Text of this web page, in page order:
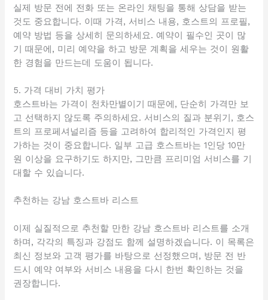
실제 방문 전에 전화 또는 온라인 채팅을 통해 상담을 받는
것도 중요합니다. 이때 가격, 서비스 내용, 호스트의 프로필,
예약 방법 등을 상세히 문의하세요. 예약이 필수인 곳이 많
기 때문에, 미리 예약을 하고 방문 계획을 세우는 것이 원활
한 경험을 만드는데 도움이 됩니다.
5. 가격 대비 가치 평가
호스트바는 가격이 천차만별이기 때문에, 단순히 가격만 보
고 선택하지 않도록 주의하세요. 서비스의 질과 분위기, 호스
트의 프로페셔널리즘 등을 고려하여 합리적인 가격인지 평
가하는 것이 중요합니다. 일부 고급 호스트바는 1인당 10만
원 이상을 요구하기도 하지만, 그만큼 프리미엄 서비스를 기
대할 수 있습니다.
추천하는 강남 호스트바 리스트
이제 실질적으로 추천할 만한 강남 호스트바 리스트를 소개
하며, 각각의 특징과 강점도 함께 설명하겠습니다. 이 목록은
최신 정보와 고객 평가를 바탕으로 선정했으며, 방문 전 반
드시 예약 여부와 서비스 내용을 다시 한번 확인하는 것을
권장합니다.